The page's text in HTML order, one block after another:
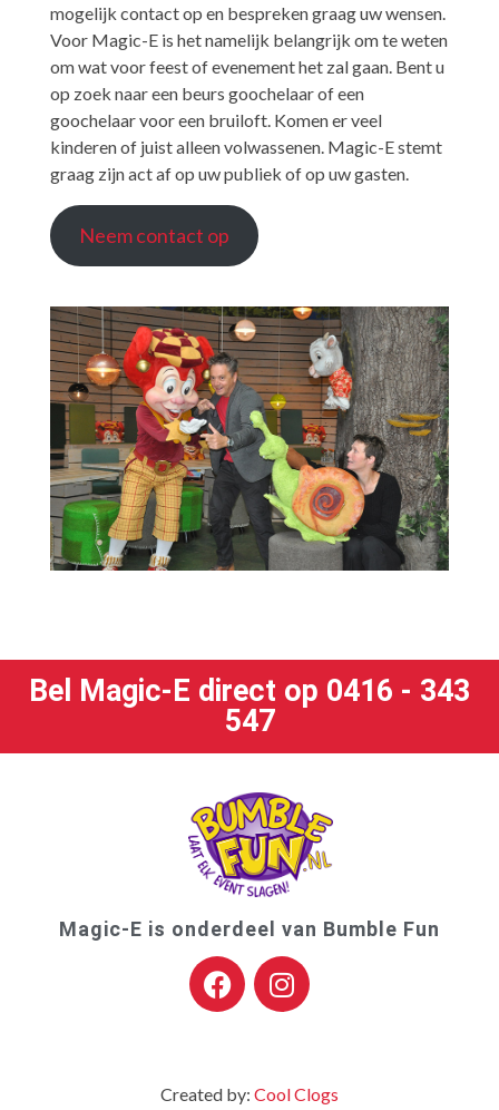
mogelijk contact op en bespreken graag uw wensen.
Voor Magic-E is het namelijk belangrijk om te weten
om wat voor feest of evenement het zal gaan. Bent u
op zoek naar een beurs goochelaar of een
goochelaar voor een bruiloft. Komen er veel
kinderen of juist alleen volwassenen. Magic-E stemt
graag zijn act af op uw publiek of op uw gasten.
Neem contact op
Bel Magic-E direct op 0416 - 343
547
Magic-E is onderdeel van Bumble Fun
Created by: Cool Clogs